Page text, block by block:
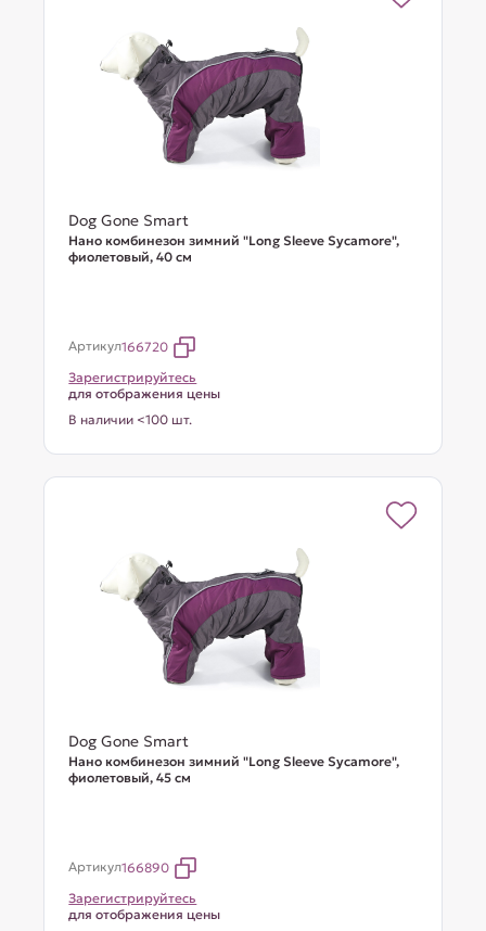
Dog Gone Smart
Нано комбинезон зимний "Long Sleeve Sycamore",
фиолетовый, 40 см
Артикул166720
Зарегистрируйтесь
для отображения цены
В наличии <100 шт.
Dog Gone Smart
Нано комбинезон зимний "Long Sleeve Sycamore",
фиолетовый, 45 см
Артикул166890
Зарегистрируйтесь
для отображения цены